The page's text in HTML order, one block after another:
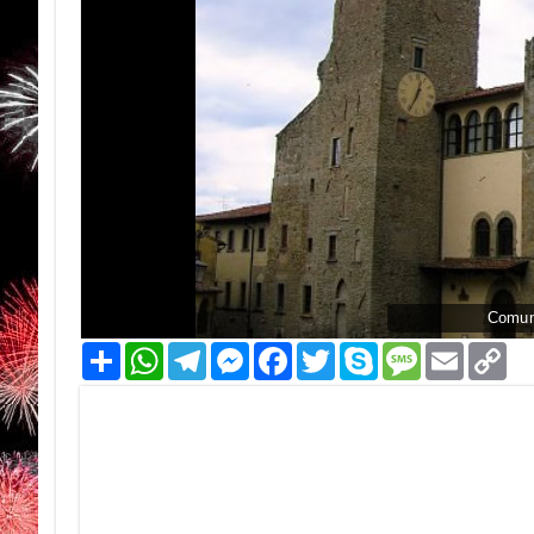
CondividiWhatsAppTelegramMessenger
Facebook
TwitterSkypeMessage
Email